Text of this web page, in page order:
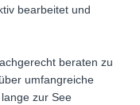
bearbeitet und
beraten zu
umfangreiche
zur See